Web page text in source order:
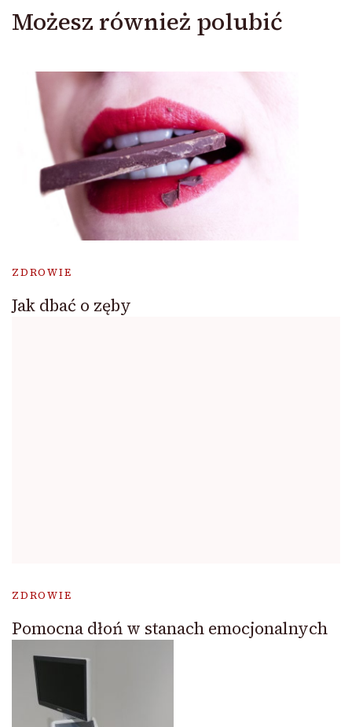
Możesz również polubić
ZDROWIE
Jak dbać o zęby
ZDROWIE
Pomocna dłoń w stanach emocjonalnych